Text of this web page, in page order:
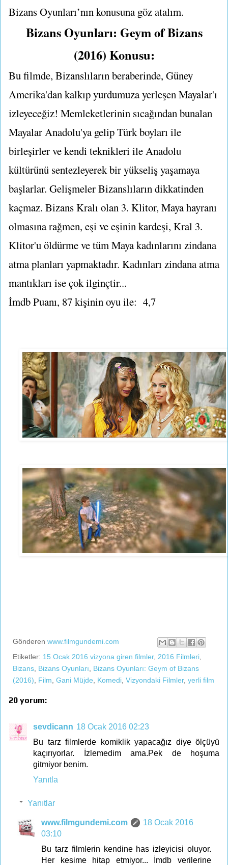
Bizans Oyunları’nın konusuna göz atalım.
Bizans Oyunları: Geym of Bizans
(2016) Konusu:
Bu filmde, Bizanslıların beraberinde, Güney
Amerika'dan kalkıp yurdumuza yerleşen Mayalar'ı
izleyeceğiz! Memleketlerinin sıcağından bunalan
Mayalar Anadolu'ya gelip Türk boyları ile
birleşirler ve kendi teknikleri ile Anadolu
kültürünü sentezleyerek bir yükseliş yaşamaya
başlarlar. Gelişmeler Bizanslıların dikkatinden
kaçmaz. Bizans Kralı olan 3. Klitor, Maya hayranı
olmasına rağmen, eşi ve eşinin kardeşi, Kral 3.
Klitor'u öldürme ve tüm Maya kadınlarını zindana
atma planları yapmaktadır. Kadınları zindana atma
mantıkları ise çok ilginçtir...
İmdb Puanı, 87 kişinin oyu ile: 4,7
Gönderen www.filmgundemi.com
Etiketler: 15 Ocak 2016 vizyona giren filmler, 2016 Filmleri
Bizans Bizans Oyunları
Bizans Oyunları: Geym of Bizans
(2016)
Film Gani Müjde Komedi Vizyondaki Filmler, yerli film
20 yorum:
sevdicann 18 Ocak 2016 02:23
Bu tarz filmlerde komiklik yapacağız diye ölçüyü
kaçırıyorlar. İzlemedim ama.Pek de hoşuma
gitmiyor benim.
Yanıtla
Yanıtlar
www.filmgundemi.com
18 Ocak 2016
03:10
Bu tarz filmlerin kendine has izleyicisi oluyor.
Her kesime hitap etmiyor... İmdb verilerine